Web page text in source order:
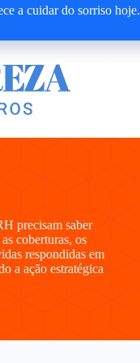
a cuidar do sorriso hoje.
precisam saber
coberturas, os
respondidas em
a ação estratégica